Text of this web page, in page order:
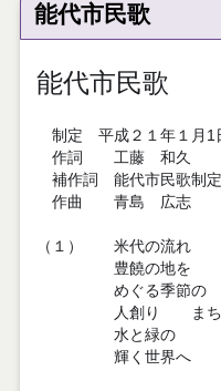
能代市民歌
能代市民歌
制定 平成２１年１月
作詞 工藤 和久
補作詞 能代市民歌制定
作曲 青島 広志
（１） 米代の流
豊饒の地
めぐる季節
人創り まち創
水と緑の
輝く世界へ